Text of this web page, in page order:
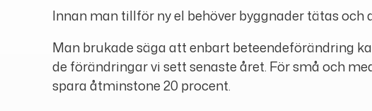
Innan man tillför ny el behöver byggnader tätas
Man brukade säga att enbart beteendeförändring
de förändringar vi sett senaste året. För små och
spara åtminstone 20 procent.